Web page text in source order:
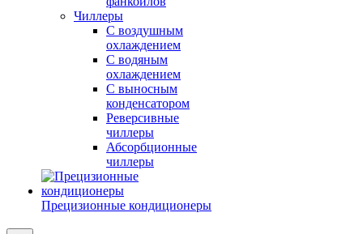
Чиллеры
С воздушным
охлаждением
С водяным
охлаждением
С выносным
конденсатором
Реверсивные
чиллеры
Абсорбционные
чиллеры
Прецизионные кондиционеры